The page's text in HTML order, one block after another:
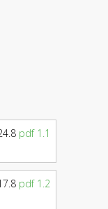
pdf 1.1
pdf 1.2